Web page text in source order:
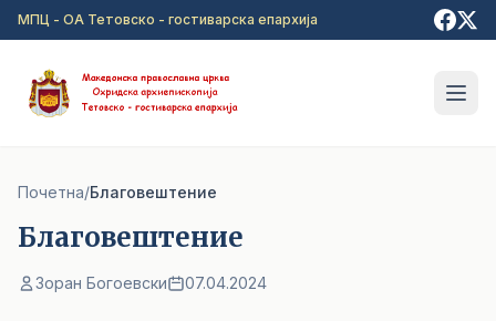
Прејди на главна содржина
МПЦ - ОА Тетовско - гостиварска епархија
Почетна/Благовештение
Благовештение
Зоран Богоевски 07.04.2024